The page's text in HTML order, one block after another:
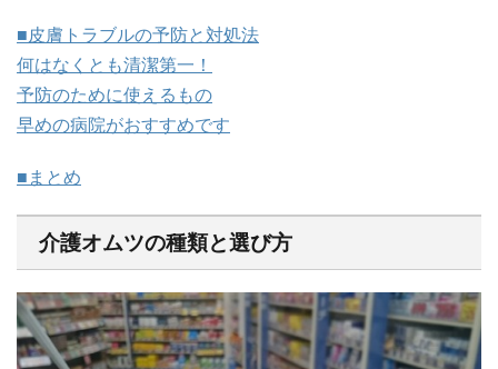
■皮膚トラブルの予防と対処法
何はなくとも清潔第一！
予防のために使えるもの
早めの病院がおすすめです
■まとめ
介護オムツの種類と選び方